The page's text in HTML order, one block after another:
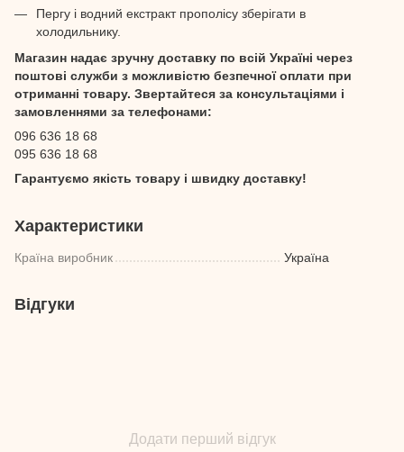
Пергу і водний екстракт прополісу зберігати в
холодильнику.
Магазин надає зручну доставку по всій Україні через
поштові служби з можливістю безпечної оплати при
отриманні товару. Звертайтеся за консультаціями і
замовленнями за телефонами:
096 636 18 68
095 636 18 68
Гарантуємо якість товару і швидку доставку!
Характеристики
Країна виробник Україна
Відгуки
Додати перший відгук